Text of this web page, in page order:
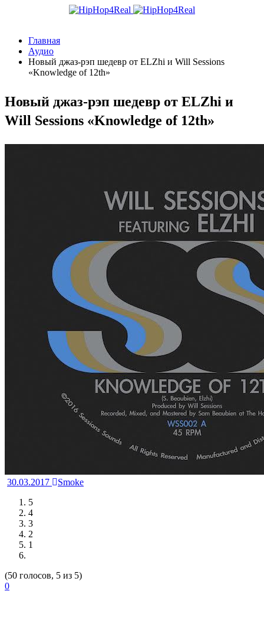
Главная
Аудио
Новый джаз-рэп шедевр от ELZhi и Will Sessions
«Knowledge of 12th»
Новый джаз-рэп шедевр от ELZhi и
Will Sessions «Knowledge of 12th»
30.03.2017
Smoke
5
4
3
2
1
(50 голосов, 5 из 5)
0